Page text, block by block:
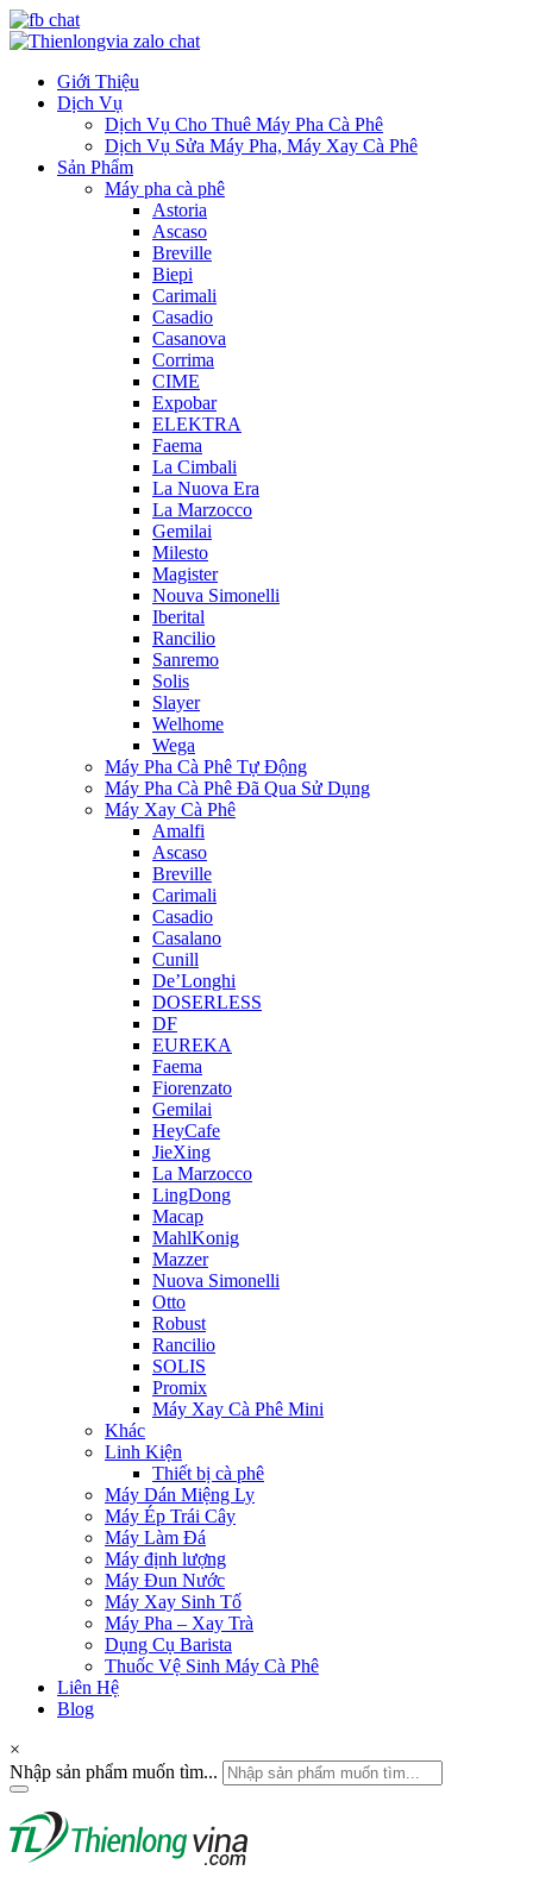
Giới Thiệu
Dịch Vụ
Dịch Vụ Cho Thuê Máy Pha Cà Phê
Dịch Vụ Sửa Máy Pha, Máy Xay Cà Phê
Sản Phẩm
Máy pha cà phê
Astoria
Ascaso
Breville
Biepi
Carimali
Casadio
Casanova
Corrima
CIME
Expobar
ELEKTRA
Faema
La Cimbali
La Nuova Era
La Marzocco
Gemilai
Milesto
Magister
Nouva Simonelli
Iberital
Rancilio
Sanremo
Solis
Slayer
Welhome
Wega
Máy Pha Cà Phê Tự Động
Máy Pha Cà Phê Đã Qua Sử Dụng
Máy Xay Cà Phê
Amalfi
Ascaso
Breville
Carimali
Casadio
Casalano
Cunill
De’Longhi
DOSERLESS
DF
EUREKA
Faema
Fiorenzato
Gemilai
HeyCafe
JieXing
La Marzocco
LingDong
Macap
MahlKonig
Mazzer
Nuova Simonelli
Otto
Robust
Rancilio
SOLIS
Promix
Máy Xay Cà Phê Mini
Khác
Linh Kiện
Thiết bị cà phê
Máy Dán Miệng Ly
Máy Ép Trái Cây
Máy Làm Đá
Máy định lượng
Máy Đun Nước
Máy Xay Sinh Tố
Máy Pha – Xay Trà
Dụng Cụ Barista
Thuốc Vệ Sinh Máy Cà Phê
Liên Hệ
Blog
×
Nhập sản phẩm muốn tìm...